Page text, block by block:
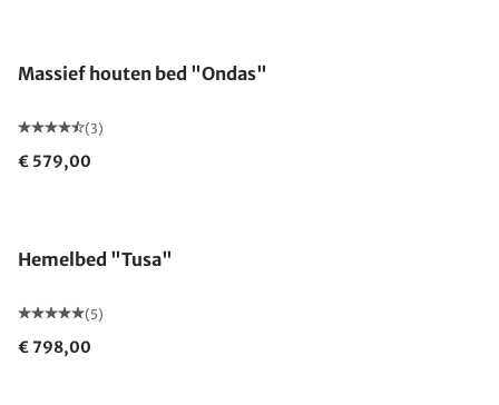
Massief houten bed "Ondas"
(3)
€ 579,00
Hemelbed "Tusa"
(5)
€ 798,00